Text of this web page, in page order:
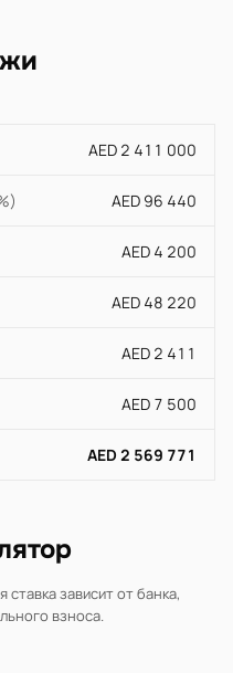
AED 2 411 000
AED 96 440
AED 4 200
AED 48 220
AED 2 411
AED 7 500
AED 2 569 771
зависит от банка,
взноса.